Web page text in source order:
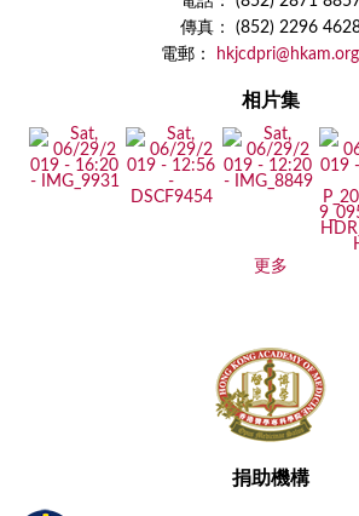
傳真： (852) 2296
電郵：
相片集
更多
捐助機構